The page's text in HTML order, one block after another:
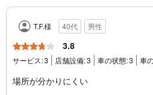
T.F.様 40代 男性
3.8
サービス:3 店舗設備:3 車の状態:3 車
場所が分かりにくい